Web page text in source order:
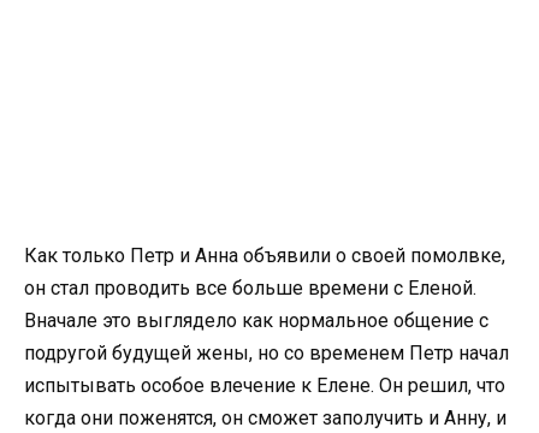
Как только Петр и Анна объявили о своей помолвке,
он стал проводить все больше времени с Еленой.
Вначале это выглядело как нормальное общение с
подругой будущей жены, но со временем Петр начал
испытывать особое влечение к Елене. Он решил, что
когда они поженятся, он сможет заполучить и Анну, и